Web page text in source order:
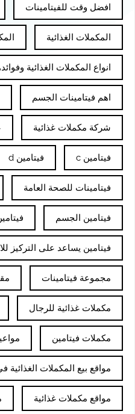
افضل وقت للفيتامينات
المكملات الغذائية
انواع المكملات الغذائية
اهم فيتامينات الجسم
شركة مكملات غذائية
فيتامين c فيتامين d
فيتامينات للصحة العامة
فيتامين الجسم
فيتامين يساعد على التركيز
مجموعة فيتامينات
مكملات غذائية للرجال
مكملات فيتامين
مواقع بيع المكملات الغذائية
مواقع مكملات غذائية